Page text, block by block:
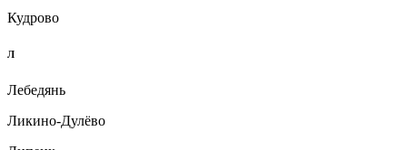
Кудрово
Л
Лебедянь
Ликино-Дулёво